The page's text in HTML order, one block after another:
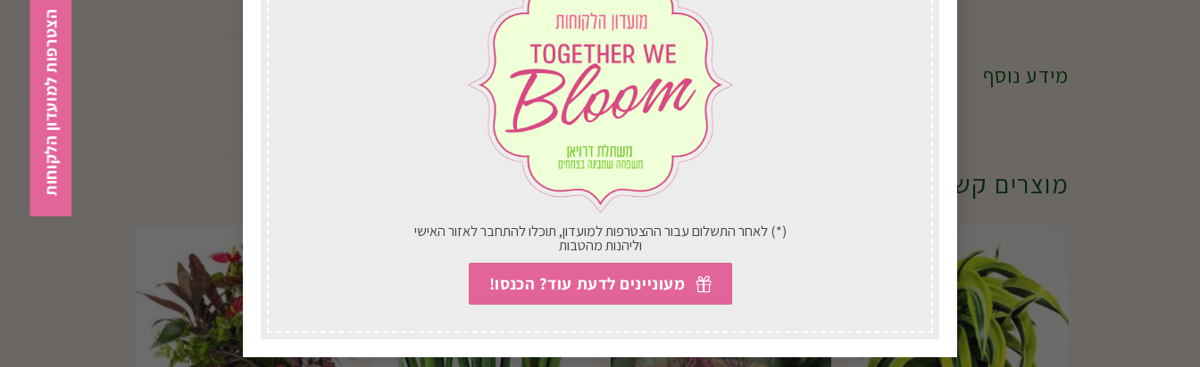
(*) לאחר התשלום עבור ההצטרפות למועדון, תוכלו להתחבר לאזור האישי
וליהנות מהטבות
מעוניינים לדעת עוד? הכנסו!
מידע נוסף ללא כלי, כולל כלי קרמיקה שחור, כולל כלי קרמיקה לבן, כולל כלי קרמיקה זהב, כולל כלי קרמיקה ירוק
מוצרים קשורים הצטרפות למועדון הלקוחות